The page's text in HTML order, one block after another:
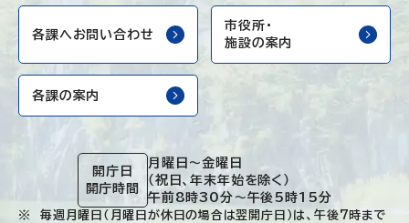
各課へお問い合わせ
市役所・
施設の案内
各課の案内
開庁日
開庁時間
月曜日～金曜日
（祝日、年末年始を除く）
午前8時30分～午後5時15分
毎週月曜日（月曜日が休日の場合は翌開庁日）は、午後7時まで